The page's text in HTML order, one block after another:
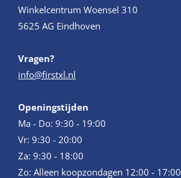
Winkelcentrum Woensel 310
5625 AG Eindhoven
Vragen?
info@firstxl.nl
Openingstijden
Ma - Do: 9:30 - 19:00
Vr: 9:30 - 20:00
Za: 9:30 - 18:00
Zo: Alleen koopzondagen 12:00 - 17:00